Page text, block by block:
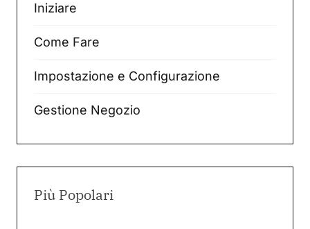
Iniziare
Come Fare
Impostazione e Configurazione
Gestione Negozio
Più Popolari